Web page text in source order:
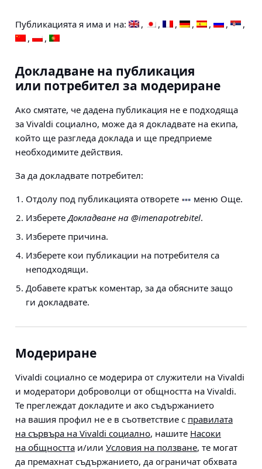
Публикацията я има и на:
Докладване на публикация
или потребител за модериране
Ако смятате, че дадена публикация не е подходяща
за Vivaldi социално, може да я докладвате на екипа,
който ще разгледа доклада и ще предприеме
необходимите действия.
За да докладвате потребител:
Отдолу под публикацията отворете
меню Още.
ИзберетеДокладване на @imenapotrebitel.
Изберете причина.
Изберете кои публикации на потребителя са
неподходящи.
Добавете кратък коментар, за да обясните защо
ги докладвате.
Модериране
Vivaldi социално се модерира от служители на Vivaldi
и модератори доброволци от общността на Vivaldi.
Те преглеждат докладите и ако съдържанието
на вашия профил не е в съответствие с правилата
на сървъра на Vivaldi социално, нашите Насоки
на общността и/или Условия на ползване, те могат
да премахнат съдържанието, да ограничат обхвата